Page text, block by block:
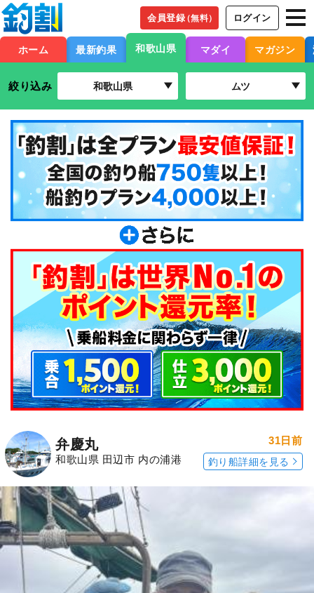
会員登録（無料） ログイン
ホーム 最新釣果 和歌山県 マダイ マガジン
絞り込み 和歌山県 ムツ
弁慶丸
和歌山県 田辺市 内の浦港
31日前
釣り船詳細を見る